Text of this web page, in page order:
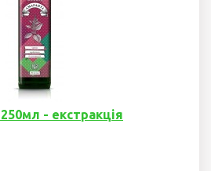
- екстракція